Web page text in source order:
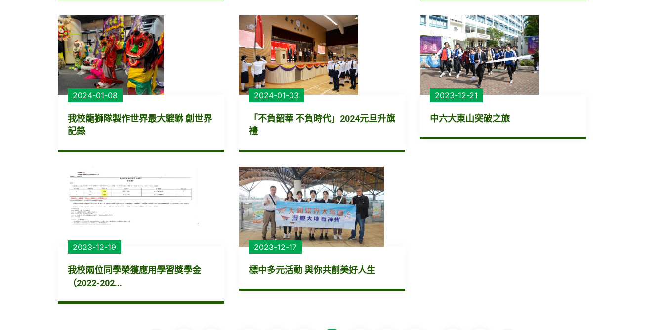
2024-01-08
我校龍獅隊製作世界最大貔貅 創世界
記錄
2024-01-03
「不負韶華 不負時代」2024元旦升旗
禮
2023-12-21
中六大東山突破之旅
2023-12-19
我校兩位同學榮獲應用學習獎學金
（2022-202...
2023-12-17
標中多元活動 與你共創美好人生